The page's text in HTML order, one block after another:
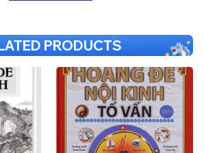
PRODUCTS